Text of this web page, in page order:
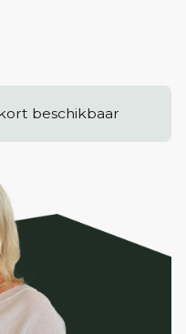
afwerking
complex
locatie aan de Markt
2026
blijven van de
Neem dan
en schrijf u in
beschikbaar